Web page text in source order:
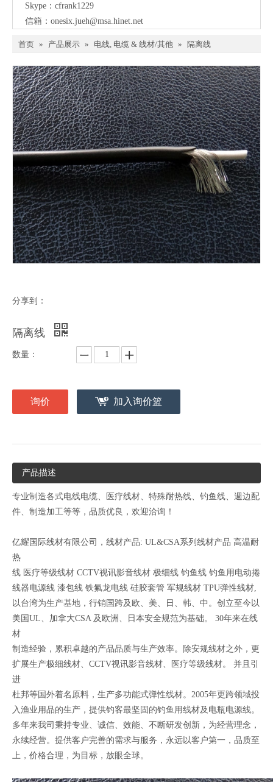
Skype：cfrank1229
信箱： onesix.jueh@msa.hinet.net
首页 » 产品展示 » 电线, 电缆 & 线材/其他 » 隔离线
分享到：
隔离线
数量：
询价 加入询价篮
产品描述
专业制造各式电线电缆、医疗线材、特殊耐热线、钓鱼线、週边配
件、制造加工等等，品质优良，欢迎洽询！
亿耀国际线材有限公司，线材产品: UL&CSA系列线材产品 高温耐
热
线 医疗等级线材 CCTV视讯影音线材 极细线 钓鱼线 钓鱼用电动捲
线器电源线 漆包线 铁氟龙电线 硅胶套管 军规线材 TPU弹性线材,
以台湾为生产基地，行销国跨及欧、美、日、韩、中。创立至今以
美国UL、加拿大CSA 及欧洲、日本安全规范为基础。 30年来在线
材
制造经验，累积卓越的产品品质与生产效率。除安规线材之外，更
扩展生产极细线材、CCTV视讯影音线材、医疗等级线材。 并且引
进
杜邦等国外着名原料，生产多功能式弹性线材。2005年更跨领域投
入渔业用品的生产，提供钓客最坚固的钓鱼用线材及电瓶电源线。
多年来我司秉持专业、诚信、效能、不断研发创新，为经营理念，
永续经营。提供客户完善的需求与服务，永远以客户第一，品质至
上，价格合理，为目标，放眼全球。